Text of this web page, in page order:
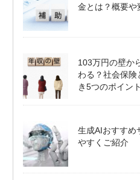
金とは？概要や
103万円の壁か
わる？社会保
き5つのポイン
生成AIおすすめ
やすくご紹介